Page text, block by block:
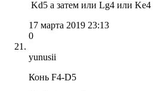
Kd5 а затем или Lg4 или Ke4
17 марта 2019 23:13
0
yunusii
Конь F4-D5